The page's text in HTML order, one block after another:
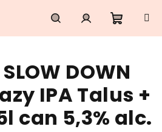
HledatPřihlášení
košík
DOWN
IPA Talus +
can 5,3% alc.